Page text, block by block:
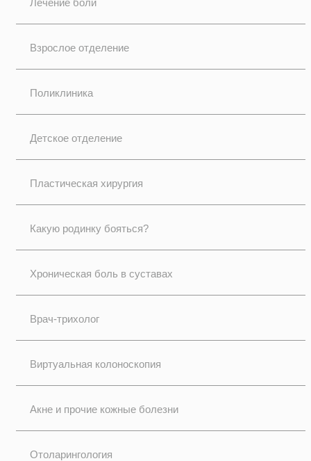
Лечение боли
Взрослое отделение
Поликлиника
Детское отделение
Пластическая хирургия
Какую родинку бояться?
Хроническая боль в суставах
Врач-трихолог
Виртуальная колоноскопия
Акне и прочие кожные болезни
Отоларингология